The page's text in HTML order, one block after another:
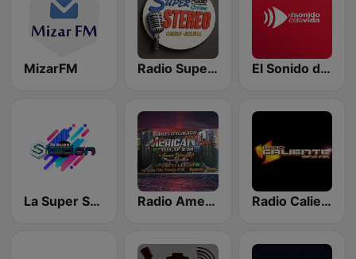
MizarFM Radio Super Stereo ONLINE El Sonido de la Vida
La Super STACION Radio American DJ 99.9 FM Radio Caliente Bolivia